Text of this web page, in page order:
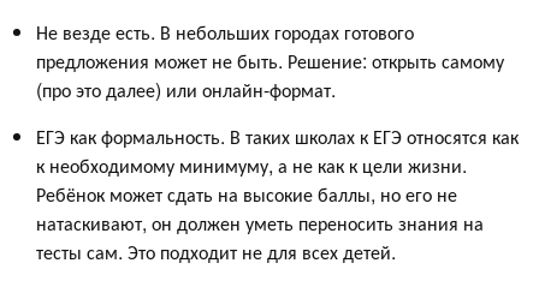
Не везде есть. В небольших городах готового
предложения может не быть. Решение: открыть самому
(про это далее) или онлайн-формат.
ЕГЭ как формальность. В таких школах к ЕГЭ относятся как
к необходимому минимуму, а не как к цели жизни.
Ребёнок может сдать на высокие баллы, но его не
натаскивают, он должен уметь переносить знания на
тесты сам. Это подходит не для всех детей.